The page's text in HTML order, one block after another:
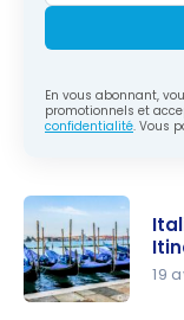
En vous abonnant,
promotionnels et
confidentialité. Vous
19